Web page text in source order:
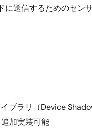
送信するためのセン
ブラリ（Device
加実装可能